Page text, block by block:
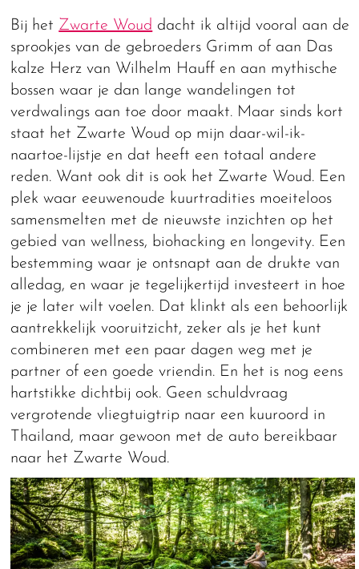
Bij het Zwarte Woud dacht ik altijd vooral aan de
sprookjes van de gebroeders Grimm of aan Das
kalze Herz van Wilhelm Hauff en aan mythische
bossen waar je dan lange wandelingen tot
verdwalings aan toe door maakt. Maar sinds kort
staat het Zwarte Woud op mijn daar-wil-ik-
naartoe-lijstje en dat heeft een totaal andere
reden. Want ook dit is ook het Zwarte Woud. Een
plek waar eeuwenoude kuurtradities moeiteloos
samensmelten met de nieuwste inzichten op het
gebied van wellness, biohacking en longevity. Een
bestemming waar je ontsnapt aan de drukte van
alledag, en waar je tegelijkertijd investeert in hoe
je je later wilt voelen. Dat klinkt als een behoorlijk
aantrekkelijk vooruitzicht, zeker als je het kunt
combineren met een paar dagen weg met je
partner of een goede vriendin. En het is nog eens
hartstikke dichtbij ook. Geen schuldvraag
vergrotende vliegtuigtrip naar een kuuroord in
Thailand, maar gewoon met de auto bereikbaar
naar het Zwarte Woud.